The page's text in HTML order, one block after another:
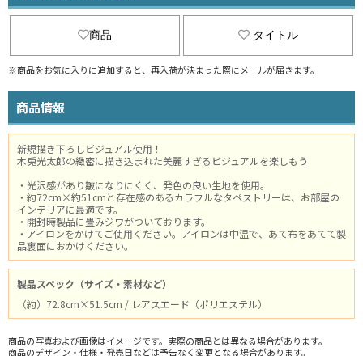
商品 タイトル
※商品をお気に入りに追加すると、再入荷が決まった際にメールが届きます。
商品情報
新規描き下ろしビジュアル使用！
木兎光太郎の緻密に描き込まれた美麗すぎるビジュアルを楽しもう
・光沢感があり皺になりにくく、発色の良い生地を使用。
・約72cm×約51cmと存在感のあるカラフルなタペストリーは、お部屋の
インテリアに最適です。
・開封時製品に畳みジワがついております。
・アイロンをかけてご使用ください。アイロンは中温で、あて布をあてて製
品裏面におかけください。
製品スペック（サイズ・素材など）
（約）72.8cm×51.5cm / レアスエード（ポリエステル）
商品の写真および画像はイメージです。実際の商品とは異なる場合があります。
商品のデザイン・仕様・発売日などは予告なく変更となる場合があります。